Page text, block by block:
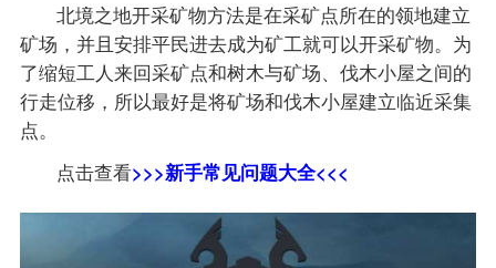
北境之地开采矿物方法是在采矿点所在的领地建立
矿场，并且安排平民进去成为矿工就可以开采矿物。为
了缩短工人来回采矿点和树木与矿场、伐木小屋之间的
行走位移，所以最好是将矿场和伐木小屋建立临近采集
点。
点击查看>>>新手常见问题大全<<<